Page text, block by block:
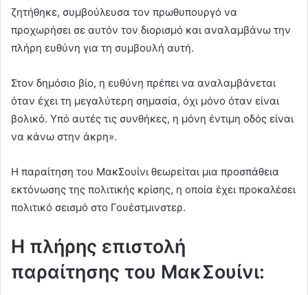
ζητήθηκε, συμβούλευσα τον πρωθυπουργό να
προχωρήσει σε αυτόν τον διορισμό και αναλαμβάνω την
πλήρη ευθύνη για τη συμβουλή αυτή.
Στον δημόσιο βίο, η ευθύνη πρέπει να αναλαμβάνεται
όταν έχει τη μεγαλύτερη σημασία, όχι μόνο όταν είναι
βολικό. Υπό αυτές τις συνθήκες, η μόνη έντιμη οδός είναι
να κάνω στην άκρη».
Η παραίτηση του ΜακΣουίνι θεωρείται μια προσπάθεια
εκτόνωσης της πολιτικής κρίσης, η οποία έχει προκαλέσει
πολιτικό σεισμό στο Γουέστμινστερ.
Η πλήρης επιστολή
παραίτησης του ΜακΣουίνι: